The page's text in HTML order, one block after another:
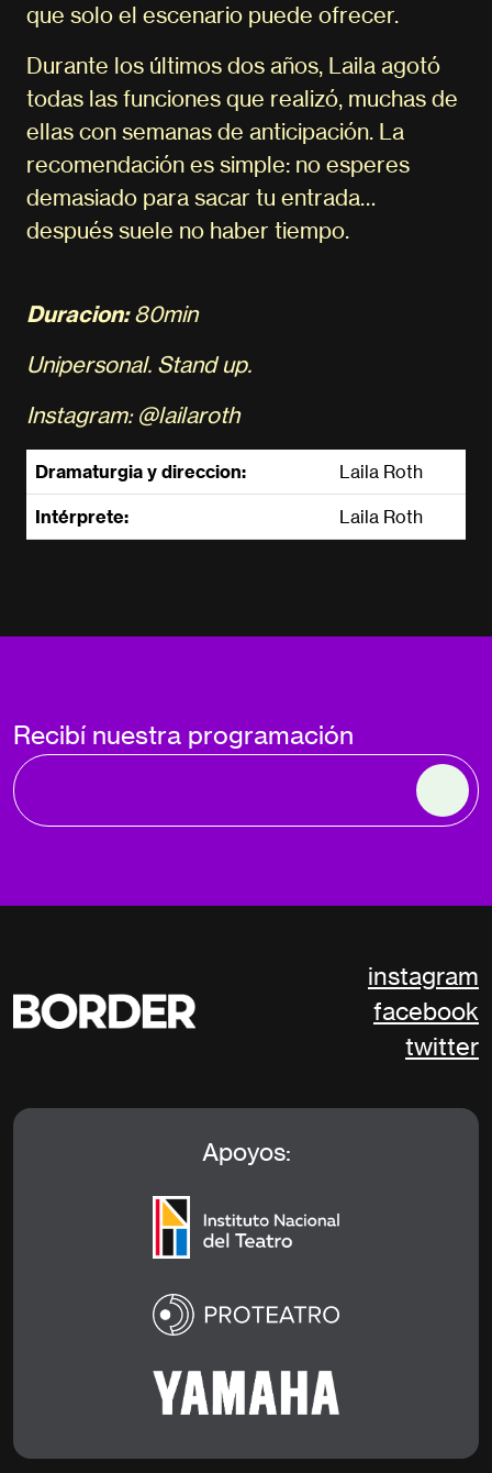
que solo el escenario puede ofrecer.
Durante los últimos dos años, Laila agotó
todas las funciones que realizó, muchas de
ellas con semanas de anticipación. La
recomendación es simple: no esperes
demasiado para sacar tu entrada…
después suele no haber tiempo.
Duracion:80min
Unipersonal. Stand up.
Instagram: @lailaroth
Dramaturgia y direccion: Laila Roth
Intérprete: Laila Roth
Recibí nuestra programación
instagram
facebook
twitter
Apoyos: